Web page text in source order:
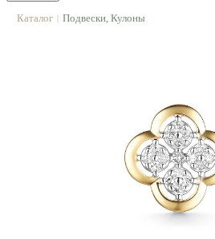
Каталог | Подвески, Кулоны